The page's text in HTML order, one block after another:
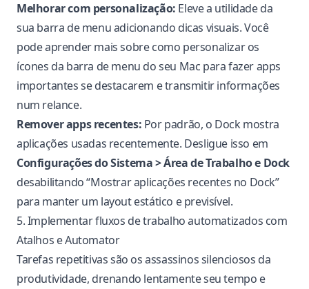
Melhorar com personalização: Eleve a utilidade da
sua barra de menu adicionando dicas visuais. Você
pode aprender mais sobre como personalizar os
ícones da barra de menu do seu Mac para fazer apps
importantes se destacarem e transmitir informações
num relance.
Remover apps recentes: Por padrão, o Dock mostra
aplicações usadas recentemente. Desligue isso em
Configurações do Sistema > Área de Trabalho e Dock
desabilitando “Mostrar aplicações recentes no Dock”
para manter um layout estático e previsível.
5. Implementar fluxos de trabalho automatizados com
Atalhos e Automator
Tarefas repetitivas são os assassinos silenciosos da
produtividade, drenando lentamente seu tempo e